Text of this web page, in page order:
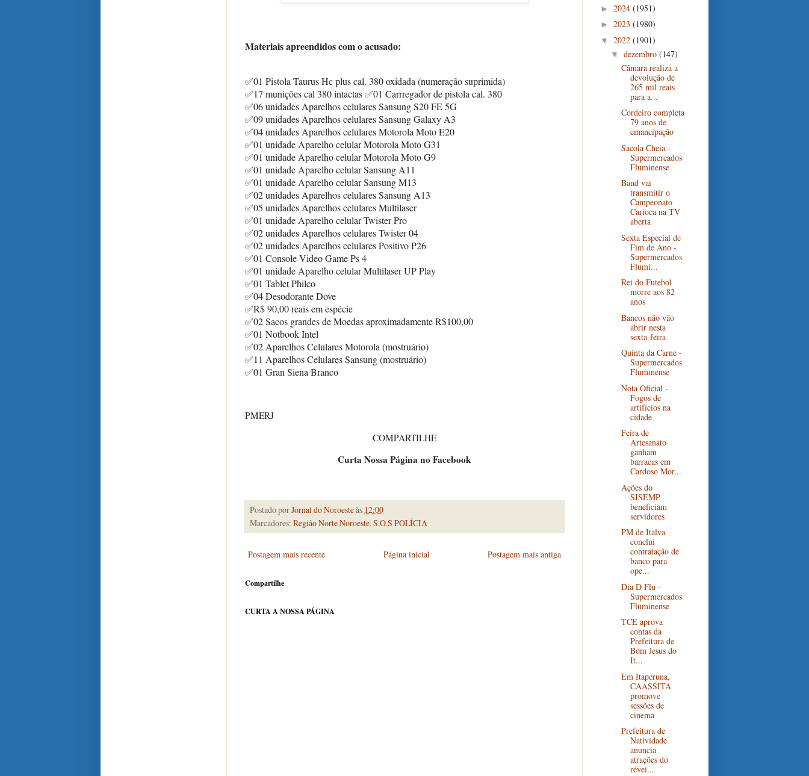
Materiais apreendidos com o acusado:
✅01 Pistola Taurus Hc plus cal. 380 oxidada (numeração suprimida)
✅17 munições cal 380 intactas✅01 Carrregador de pistola cal. 380
✅06 unidades Aparelhos celulares Sansung S20 FE 5G
✅09 unidades Aparelhos celulares Sansung Galaxy A3
✅04 unidades Aparelhos celulares Motorola Moto E20
✅01 unidade Aparelho celular Motorola Moto G31
✅01 unidade Aparelho celular Motorola Moto G9
✅01 unidade Aparelho celular Sansung A11
✅01 unidade Aparelho celular Sansung M13
✅02 unidades Aparelhos celulares Sansung A13
✅05 unidades Aparelhos celulares Multilaser
✅01 unidade Aparelho celular Twister Pro
✅02 unidades Aparelhos celulares Twister 04
✅02 unidades Aparelhos celulares Positivo P26
✅01 Console Video Game Ps 4
✅01 unidade Aparelho celular Multilaser UP Play
✅01 Tablet Philco
✅04 Desodorante Dove
✅R$ 90,00 reais em espécie
✅02 Sacos grandes de Moedas aproximadamente R$100,00
✅01 Notbook Intel
✅02 Aparelhos Celulares Motorola (mostruário)
✅11 Aparelhos Celulares Sansung (mostruário)
✅01 Gran Siena Branco
PMERJ
COMPARTILHE
Curta Nossa Página no Facebook
Postado porJornal do Noroesteàs 12:00
Marcadores: Região Norte Noroeste, S.O.S POLÍCIA
Postagem mais recente Postagem mais antiga
Página inicial
Compartilhe
CURTA A NOSSA PÁGINA
► 2024 (1951)
► 2023 (1980)
▼ 2022 (1901)
▼ dezembro (147)
Câmara realiza a
devolução de
265 mil reais
para a...
Cordeiro completa
79 anos de
emancipação
Sacola Cheia -
Supermercados
Fluminense
Band vai
transmitir o
Campeonato
Carioca na TV
aberta
Sexta Especial de
Fim de Ano -
Supermercados
Flumi...
Rei do Futebol
morre aos 82
anos
Bancos não vão
abrir nesta
sexta-feira
Quinta da Carne -
Supermercados
Fluminense
Nota Oficial -
Fogos de
artifícios na
cidade
Feira de
Artesanato
ganham
barracas em
Cardoso Mor...
Ações do
SISEMP
beneficiam
servidores
PM de Italva
conclui
contratação de
banco para
ope...
Dia D Flu -
Supermercados
Fluminense
TCE aprova
contas da
Prefeitura de
Bom Jesus do
It...
Em Itaperuna,
CAASSITA
promove
sessões de
cinema
Prefeitura de
Natividade
anuncia
atrações do
révei...